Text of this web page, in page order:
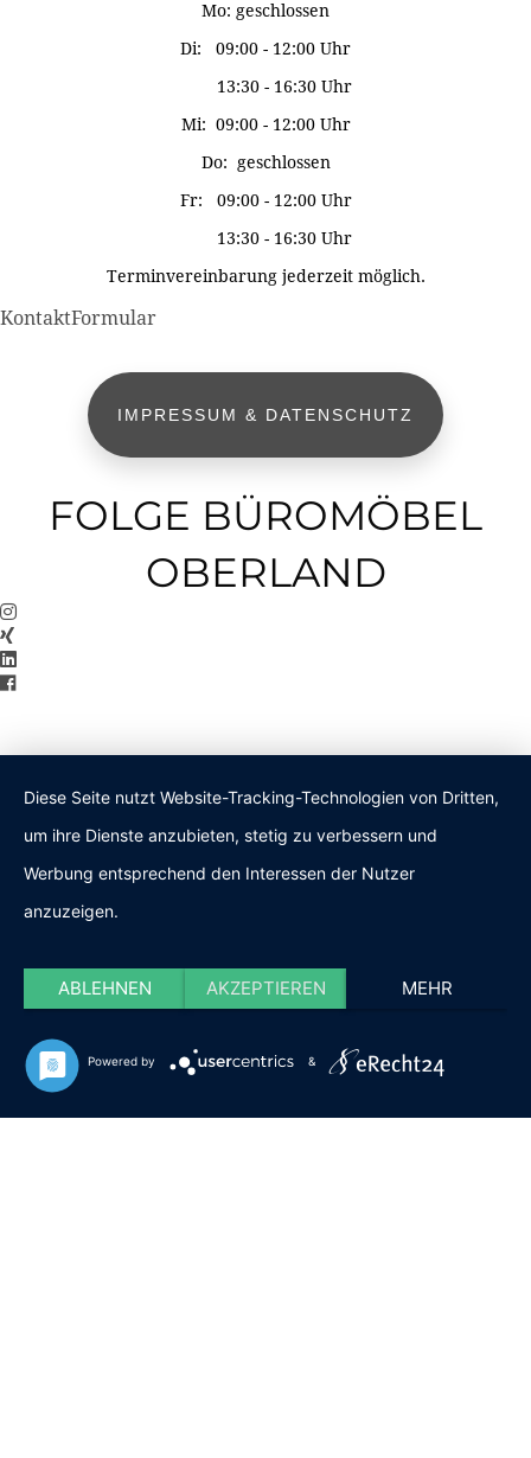
Mo: geschlossen
Di: 09:00 - 12:00 Uhr
13:30 - 16:30 Uhr
Mi: 09:00 - 12:00 Uhr
Do: geschlossen
Fr: 09:00 - 12:00 Uhr
13:30 - 16:30 Uhr
Terminvereinbarung jederzeit möglich.
KontaktFormular
IMPRESSUM & DATENSCHUTZ
FOLGE BÜROMÖBEL
OBERLAND
Diese Seite nutzt Website-Tracking-Technologien von Dritten,
um ihre Dienste anzubieten, stetig zu verbessern und
Werbung entsprechend den Interessen der Nutzer
anzuzeigen.
ABLEHNEN AKZEPTIEREN MEHR
Powered by &